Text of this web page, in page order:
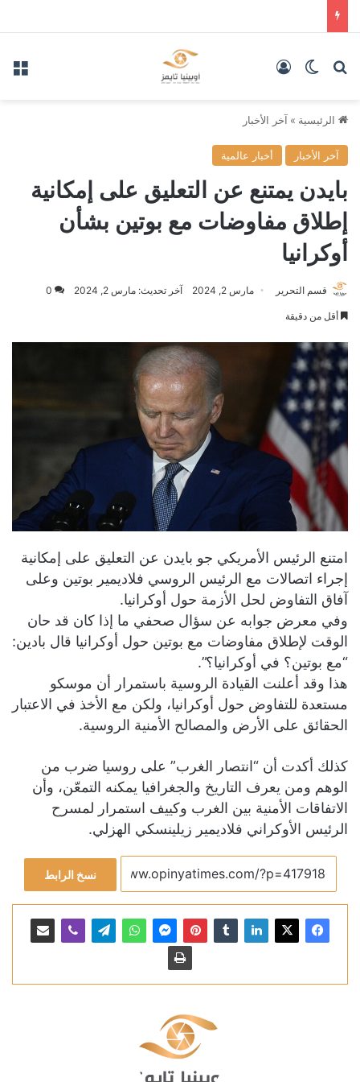
بحث عنالوضع المظلم
الرئيسية » آخر الأخبار
آخر الأخبار أخبار عالمية
بايدن يمتنع عن التعليق على إمكانية
إطلاق مفاوضات مع بوتين بشأن
أوكرانيا
قسم التحرير مارس 2, 2024 آخر تحديث: مارس 2, 2024 0
أقل من دقيقة
امتنع الرئيس الأمريكي جو بايدن عن التعليق على إمكانية
إجراء اتصالات مع الرئيس الروسي فلاديمير بوتين وعلى
آفاق التفاوض لحل الأزمة حول أوكرانيا.
وفي معرض جوابه عن سؤال صحفي ما إذا كان قد حان
الوقت لإطلاق مفاوضات مع بوتين حول أوكرانيا قال بادين:
“مع بوتين؟ في أوكرانيا؟”.
هذا وقد أعلنت القيادة الروسية باستمرار أن موسكو
مستعدة للتفاوض حول أوكرانيا، ولكن مع الأخذ في الاعتبار
الحقائق على الأرض والمصالح الأمنية الروسية.
كذلك أكدت أن “انتصار الغرب” على روسيا ضرب من
الوهم ومن يعرف التاريخ والجغرافيا يمكنه التمعّن، وأن
الاتفاقات الأمنية بين الغرب وكييف استمرار لمسرح
الرئيس الأوكراني فلاديمير زيلينسكي الهزلي.
نسخ الرابط